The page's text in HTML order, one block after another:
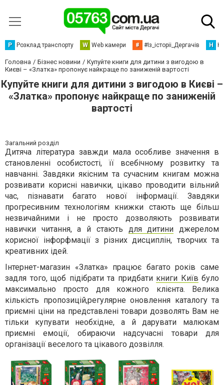
Р Розклад транспорту W Web камери # #Із_історіі_Дергачів Н
Головна Бізнес новини
Купуйте книги для дитини з вигодою в
Києві – «Златка» пропонує найкраще по заниженій вартості
Купуйте книги для дитини з вигодою в Києві –
«Златка» пропонує найкраще по заниженій
вартості
Загальний розділ
Дитяча література завжди мала особливе значення в
становленні особистості, її всебічному розвитку та
навчанні. Завдяки якісним та сучасним книгам можна
розвивати корисні навички, цікаво проводити вільний
час, пізнавати багато нової інформації. Завдяки
прогресивним технологіям книжки стають ще більш
незвичайними і не просто дозволяють розвивати
навички читання, а й стають для дитини джерелом
корисної інфорфмації з різних дисциплін, творчих та
креативних ідей.
Інтернет-магазин «Златка» працює багато років саме
задля того, щоб підібрати та придбати книги Київ було
максимально просто для кожного клієнта. Велика
кількість пропозицій,регулярне оновлення каталогу та
приємні ціни на представлені товари дозволять Вам не
тільки купувати необхідне, а й дарувати малюкам
приємні емоції, обираючи надсучасні товари для
організації веселого та цікавого дозвілля.